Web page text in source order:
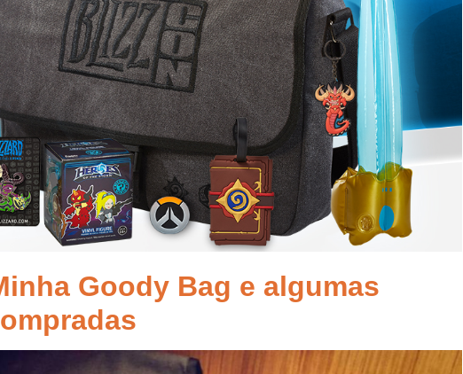
Goody Bag e algumas